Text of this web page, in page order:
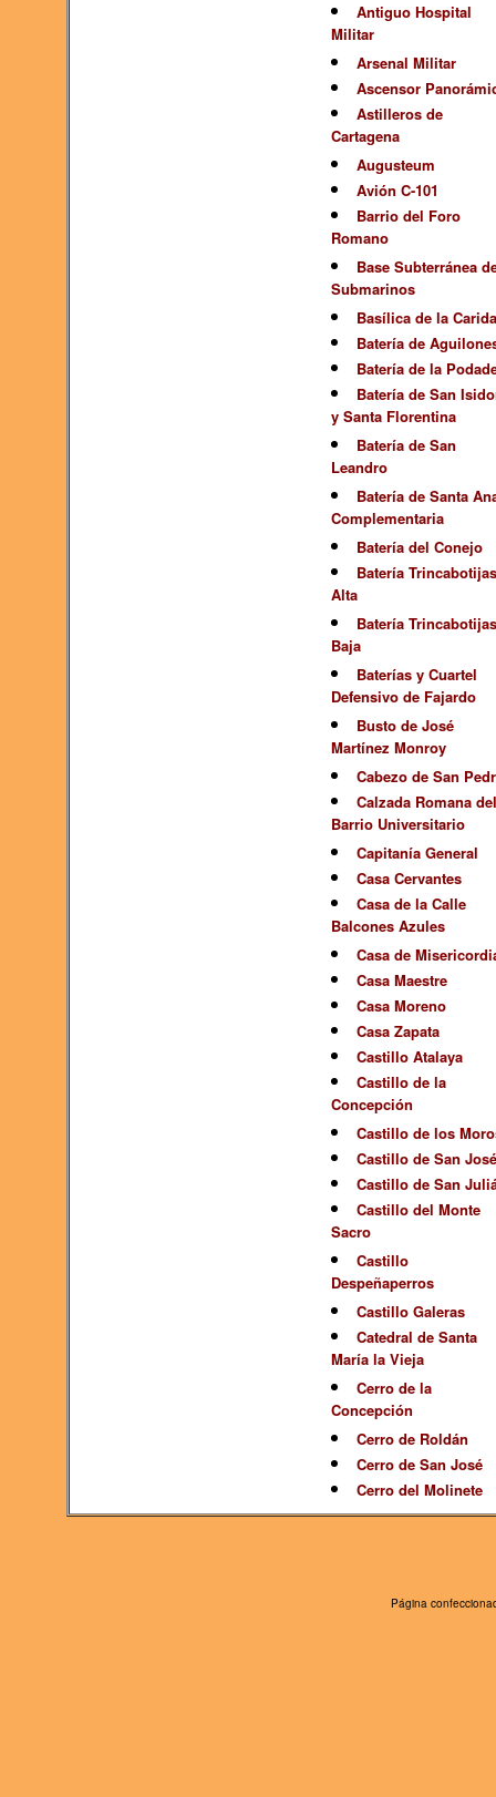
Antiguo Hospital
Militar
Arsenal Militar
Ascensor
Astilleros de
Cartagena
Augusteum
Avión C-101
Barrio del Foro
Romano
Base Subterránea
Submarinos
Basílica de la
Batería de
Batería de la
Batería de San
y Santa Florentina
Batería de San
Leandro
Batería de Santa
Complementaria
Batería del Conejo
Batería Trincabotijas
Alta
Batería Trincabotijas
Baja
Baterías y Cuartel
Defensivo de Fajardo
Busto de José
Martínez Monroy
Cabezo de San
Calzada Romana del
Barrio Universitario
Capitanía General
Casa Cervantes
Casa de la Calle
Balcones Azules
Casa de
Casa Maestre
Casa Moreno
Casa Zapata
Castillo Atalaya
Castillo de la
Concepción
Castillo de los
Castillo de San José
Castillo de San
Castillo del Monte
Sacro
Castillo
Despeñaperros
Castillo Galeras
Catedral de Santa
María la Vieja
Cerro de la
Concepción
Cerro de Roldán
Cerro de San José
Cerro del Molinete
Página